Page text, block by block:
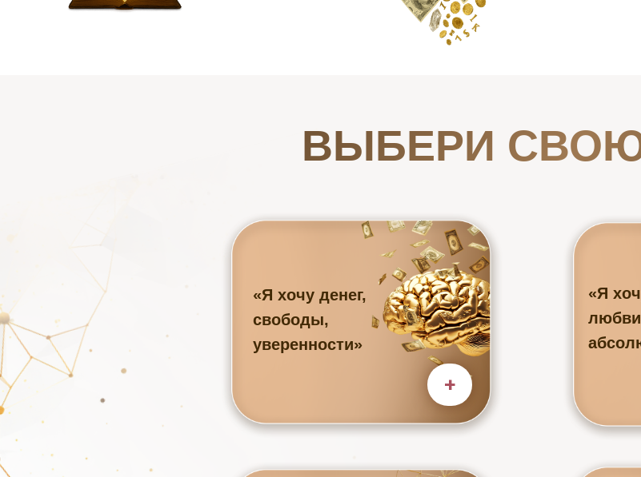
ВЫБЕРИ
«Я хочу денег,
свободы,
уверенности»
«Я
+